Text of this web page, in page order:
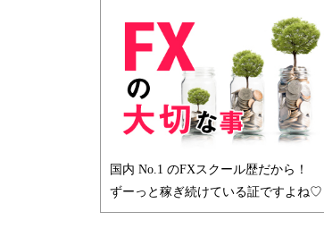
国内 No.1 のFXスクール歴だから！
ずーっと稼ぎ続けている証ですよね♡